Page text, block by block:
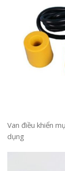
Van điều khiển
dụng